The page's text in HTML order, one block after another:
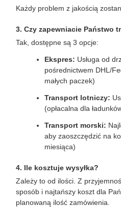
Każdy problem z jakością
3. Czy zapewniacie Państwo
Tak, dostępne są 3 opcje:
Ekspres: Usługa od
pośrednictwem DHL/
małych paczek)
Transport lotniczy:
(opłacalna dla
Transport morski:
aby zaoszczędzić na
miesiąca)
4. Ile kosztuje wysyłka?
Zależy to od ilości. Z
sposób i najtańszy koszt dla
planowaną ilość zamówienia.